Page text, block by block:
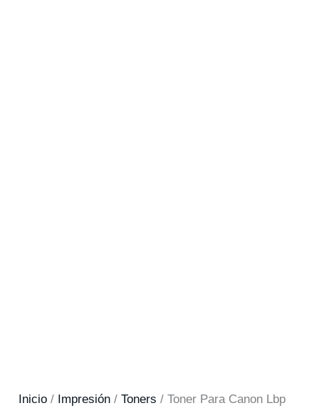
Inicio / Impresión /Toners / Toner Para Canon Lbp